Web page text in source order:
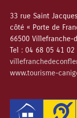
33 rue Saint Jacques
côté « Porte de
66500 Villefranche-
Tel : 04 68 05 41 02
www.tourisme-